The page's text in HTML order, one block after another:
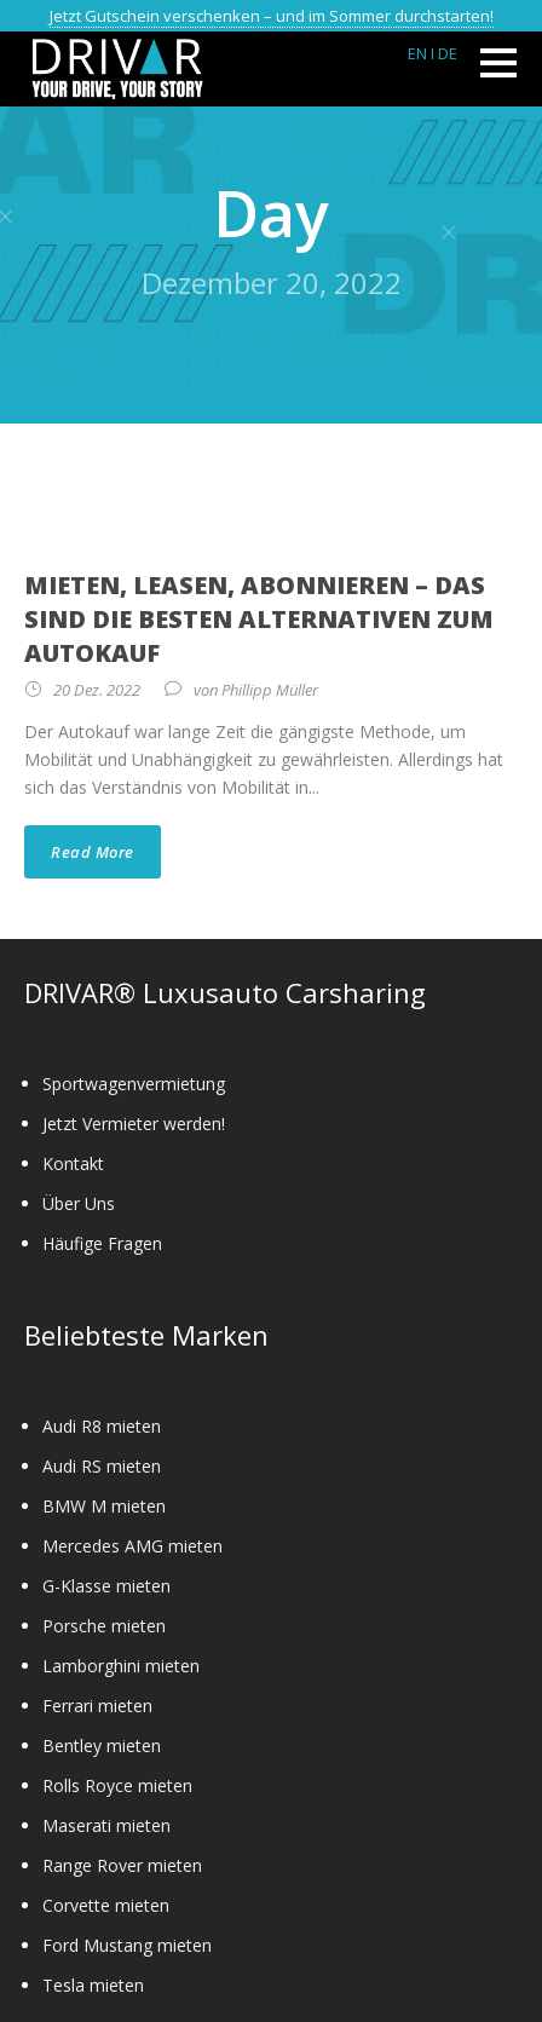
Jetzt Gutschein verschenken – und im Sommer durchstarten!
EN I DE
Day
Dezember 20, 2022
MIETEN, LEASEN, ABONNIEREN – DAS
SIND DIE BESTEN ALTERNATIVEN ZUM
AUTOKAUF
20 Dez. 2022 vonPhillipp Müller
Der Autokauf war lange Zeit die gängigste Methode, um
Mobilität und Unabhängigkeit zu gewährleisten. Allerdings hat
sich das Verständnis von Mobilität in...
Read More
DRIVAR® Luxusauto Carsharing
Sportwagenvermietung
Jetzt Vermieter werden!
Kontakt
Über Uns
Häufige Fragen
Beliebteste Marken
Audi R8 mieten
Audi RS mieten
BMW M mieten
Mercedes AMG mieten
G-Klasse mieten
Porsche mieten
Lamborghini mieten
Ferrari mieten
Bentley mieten
Rolls Royce mieten
Maserati mieten
Range Rover mieten
Corvette mieten
Ford Mustang mieten
Tesla mieten